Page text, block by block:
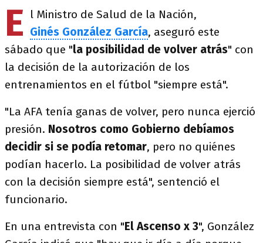
E
l Ministro de Salud de la Nación,
Ginés González García, aseguró este
sábado que "la posibilidad de volver atrás" con
la decisión de la autorización de los
entrenamientos en el fútbol "siempre está".
"La AFA tenía ganas de volver, pero nunca ejerció
presión. Nosotros como Gobierno debíamos
decidir si se podía retomar, pero no quiénes
podían hacerlo. La posibilidad de volver atrás
con la decisión siempre está", sentenció el
funcionario.
En una entrevista con "El Ascenso x 3", González